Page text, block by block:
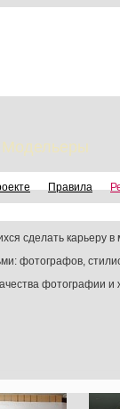
Модельеры
Правила
сделать карьеру в
фотографов,
фотографии